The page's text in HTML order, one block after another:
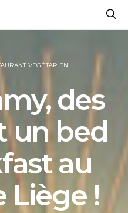
VÉGÉTARIEN
des
un bed
au
!